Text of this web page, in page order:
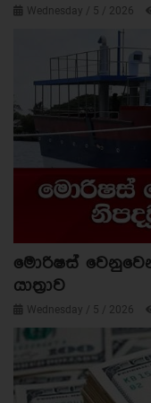
Wednesday / 5 / 2026
මොරිෂස්
යාත්‍රාව
Wednesday / 5 / 2026